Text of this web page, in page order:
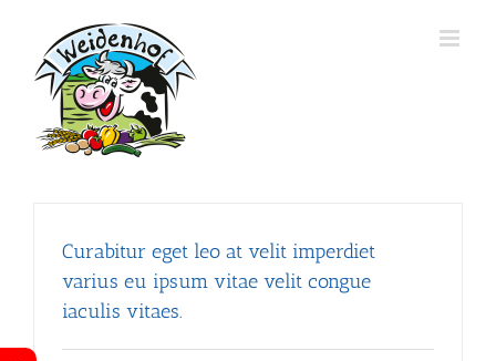
springen
Curabitur eget leo at velit imperdiet
varius eu ipsum vitae velit congue
iaculis vitaes.